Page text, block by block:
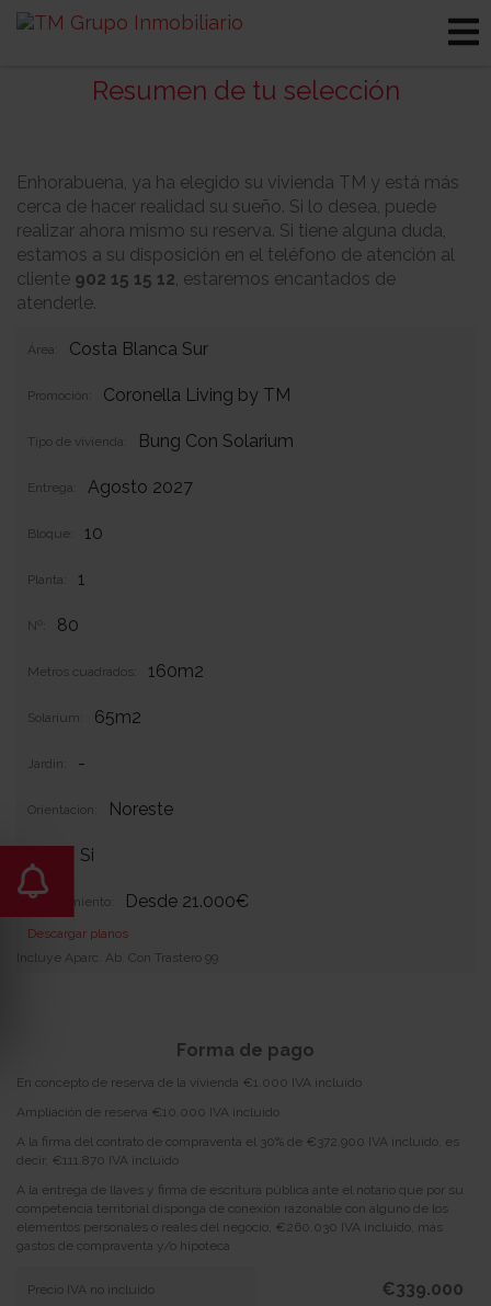
Resumen de tu selección
Enhorabuena, ya ha elegido su vivienda TM y está más
cerca de hacer realidad su sueño. Si lo desea, puede
realizar ahora mismo su reserva. Si tiene alguna duda,
estamos a su disposición en el teléfono de atención al
cliente 902 15 15 12, estaremos encantados de
atenderle.
Área: Costa Blanca Sur
Promoción: Coronella Living by TM
Tipo de vivienda: Bung Con Solarium
Entrega: Agosto 2027
Bloque: 10
Planta: 1
Nº: 80
Metros cuadrados: 160m2
Solarium: 65m2
Jardin: -
Orientacion: Noreste
Si
Equipamiento: Desde 21.000€
Descargar planos
Incluye Aparc. Ab. Con Trastero 99
Forma de pago
En concepto de reserva de la vivienda €1.000 IVA incluido
Ampliación de reserva €10.000 IVA incluido
A la firma del contrato de compraventa el 30% de €372.900 IVA incluido, es
decir, €111.870 IVA incluido
A la entrega de llaves y firma de escritura pública ante el notario que por su
competencia territorial disponga de conexión razonable con alguno de los
elementos personales o reales del negocio, €260.030 IVA incluido, más
gastos de compraventa y/o hipoteca
Precio IVA no incluido €339.000